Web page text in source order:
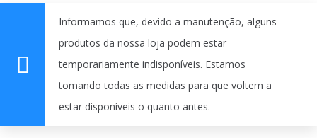
Informamos que, devido a manutenção, alguns
produtos da nossa loja podem estar
temporariamente indisponíveis. Estamos
tomando todas as medidas para que voltem a
estar disponíveis o quanto antes.